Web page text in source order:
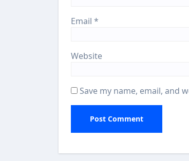
Email *
Website
Save my name, email, and